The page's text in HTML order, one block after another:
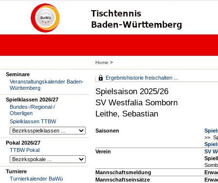
Home >
Seminare
Veranstaltungskalender Baden-
Württemberg
Spielklassen 2026/27
Bundes-/Regional-/
Oberligen
Spielklassen TTBW
Pokal 2026/27
TTBW Pokal
Turniere
Turnierkalender BaWü
Ergebnishistorie freischalten ...
Spielsaison 2025/26
SV Westfalia Somborn
Leithe, Sebastian
Saisonen
>>
Verein
SV
Mannschaftsmeldung
Mannschaftseinsätze